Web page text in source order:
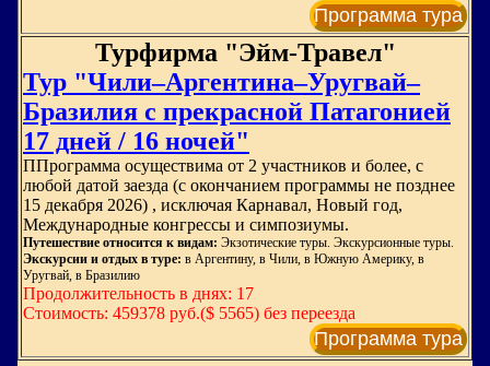
Программа тура
Турфирма "Эйм-Травел"
Тур "Чили–Аргентина–Уругвай–
Бразилия с прекрасной Патагонией
17 дней / 16 ночей"
ППрограмма осуществима от 2 участников и более, с
любой датой заезда (с окончанием программы не позднее
15 декабря 2026) , исключая Карнавал, Новый год,
Международные конгрессы и симпозиумы.
Путешествие относится к видам: Экзотические туры. Экскурсионные туры.
Экскурсии и отдых в туре: в Аргентину, в Чили, в Южную Америку, в
Уругвай, в Бразилию
Продолжительность в днях: 17
Стоимость: 459378 руб.($ 5565) без переезда
Программа тура